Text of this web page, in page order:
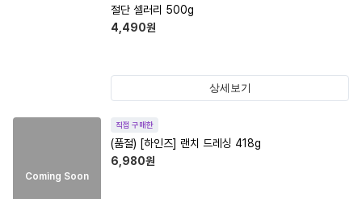
절단 셀러리 500g
4,490원
상세보기
Coming Soon
직접 구매한
(품절) [하인즈] 랜치 드레싱 418g
6,980원